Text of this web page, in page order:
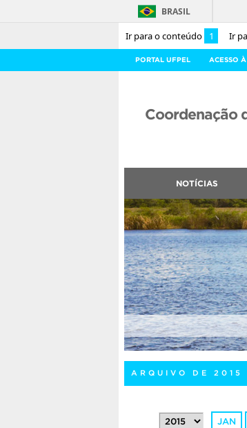
Ir para o conteúdo 1 Ir
BRASIL
PORTAL UFPEL ACESSO
Coordenação
NOTÍCIAS
ARQUIVO DE 2015
JAN